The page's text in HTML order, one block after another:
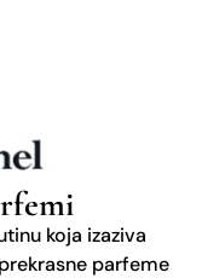
koja izaziva
parfeme